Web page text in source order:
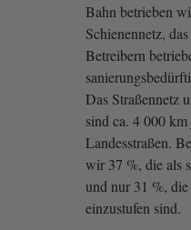
Bahn betrieben
Schienennetz,
Betreibern
Das Straßennetz
sind ca. 4 000
Landesstraßen.
wir 37 %, die als
und nur 31 %,
einzustufen sind.